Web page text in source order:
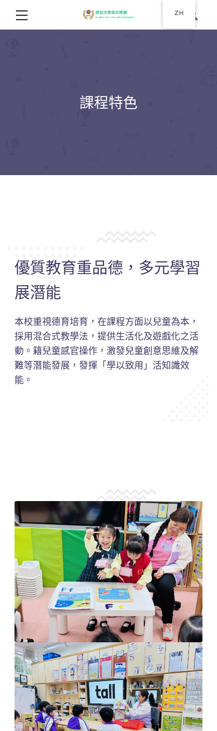
課程特色
優質教育重品德，多元學習
展潛能
本校重視德育培育，在課程方面以兒童為本，
採用混合式教學法，提供生活化及遊戲化之活
動。籍兒童感官操作，激發兒童創意思維及解
難等潛能發展，發揮「學以致用」活知識效
能。
ZH